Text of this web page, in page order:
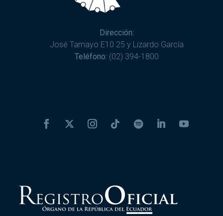
Dirección:
José Tamayo E10 25 y Lizardo García
Teléfono: (02) 394-1800